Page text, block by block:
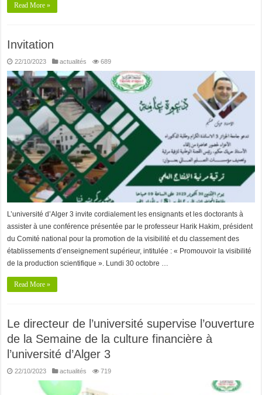
Read More »
Invitation
22/10/2023 actualités 689
L’université d’Alger 3 invite cordialement les ensignants et les doctorants à
assister à une conférence présentée par le professeur Harik Hakim, président
du Comité national pour la promotion de la visibilité et du classement des
établissements d’enseignement supérieur, intitulée : « Promouvoir la visibilité
de la production scientifique ». Lundi 30 octobre …
Read More »
Le directeur de l’université supervise l’ouverture
de la Semaine de la culture financière à
l’université d’Alger 3
22/10/2023 actualités 719